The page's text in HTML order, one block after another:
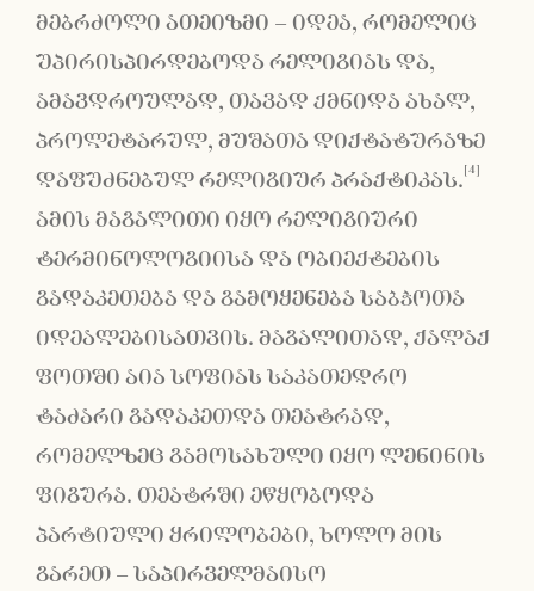
მებრძოლი ათეიზმი – იდეა, რომელიც
უპირისპირდებოდა რელიგიას და,
ამავდროულად, თავად ქმნიდა ახალ,
პროლეტარულ, მუშათა დიქტატურაზე
დაფუძნებულ რელიგიურ პრაქტიკას. [4]
ამის მაგალითი იყო რელიგიური
ტერმინოლოგიისა და ობიექტების
გადაკეთება და გამოყენება საბჭოთა
იდეალებისათვის. მაგალითად, ქალაქ
ფოთში აია სოფიას საკათედრო
ტაძარი გადაკეთდა თეატრად,
რომელზეც გამოსახული იყო ლენინის
ფიგურა. თეატრში ეწყობოდა
პარტიული ყრილობები, ხოლო მის
გარეთ – საპირველმაისო